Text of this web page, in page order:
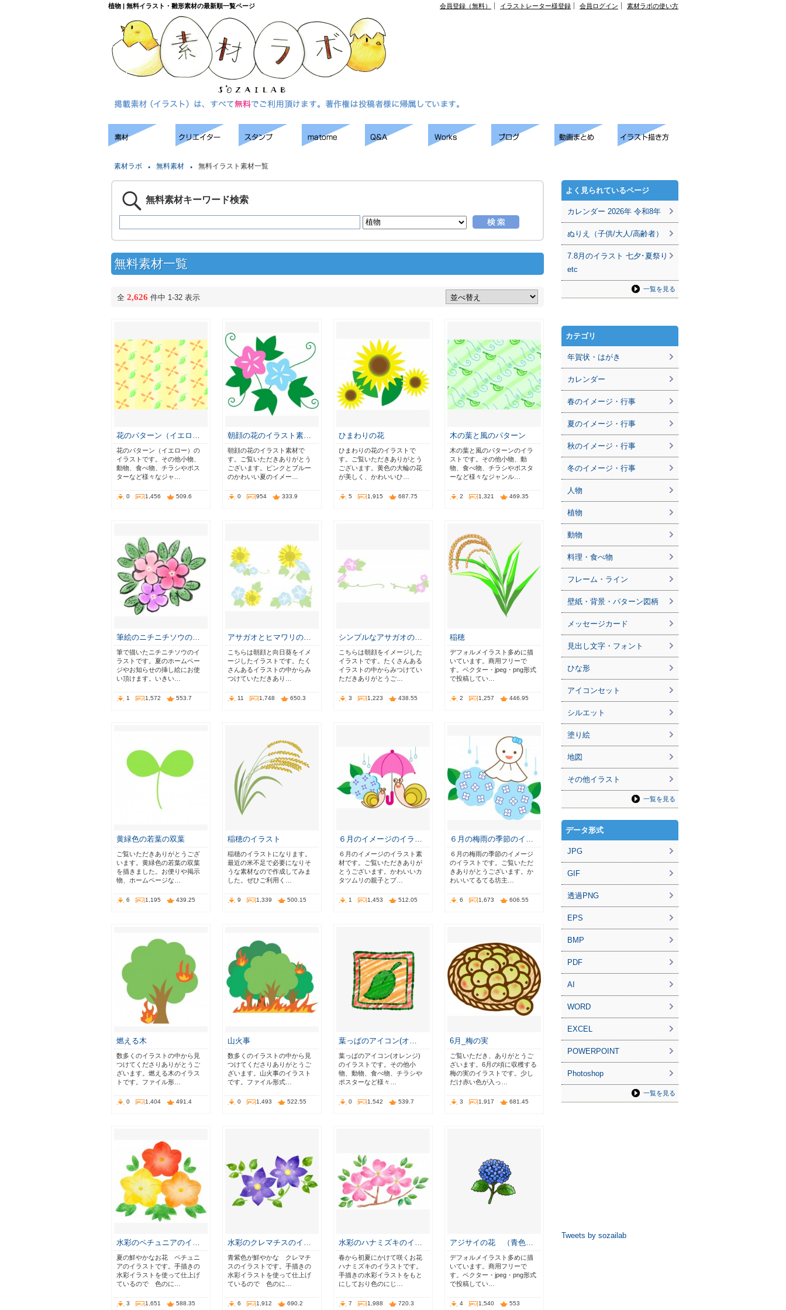
植物 | 無料イラスト・雛形素材の最新順一覧ページ 会員登録（無料） イラストレーター様登録 会員ログイン 素材ラボの使い方
素材ラボ 無料素材 無料イラスト素材一覧
無料素材キーワード検索
無料素材一覧
全 2,626 件中 1-32 表示
花のパターン（イエロ…
花のパターン（イエロー）の
イラストです。その他小物、
動物、食べ物、チラシやポス
ターなど様々なジャ…
0 1,456 509.6
朝顔の花のイラスト素…
朝顔の花のイラスト素材で
す。ご覧いただきありがとう
ございます。ピンクとブルー
のかわいい夏のイメー…
0 954 333.9
ひまわりの花
ひまわりの花のイラストで
す。ご覧いただきありがとう
ございます。黄色の大輪の花
が美しく、かわいいひ…
5 1,915 687.75
木の葉と風のパターン
木の葉と風のパターンのイラ
ストです。その他小物、動
物、食べ物、チラシやポスタ
ーなど様々なジャンル…
2 1,321 469.35
筆絵のニチニチソウの…
筆で描いたニチニチソウのイ
ラストです。夏のホームペー
ジやお知らせの挿し絵にお使
い頂けます。いきい…
1 1,572 553.7
アサガオとヒマワリの…
こちらは朝顔と向日葵をイメ
ージしたイラストです。たく
さんあるイラストの中からみ
つけていただきあり…
11 1,748 650.3
シンプルなアサガオの…
こちらは朝顔をイメージした
イラストです。たくさんある
イラストの中からみつけてい
ただきありがとうご…
3 1,223 438.55
稲穂
デフォルメイラスト多めに描
いています。商用フリーで
す。ベクター・jpeg・png形式
で投稿してい…
2 1,257 446.95
黄緑色の若葉の双葉
ご覧いただきありがとうござ
います。黄緑色の若葉の双葉
を描きました。お便りや掲示
物、ホームページな…
6 1,195 439.25
稲穂のイラスト
稲穂のイラストになります。
最近の米不足で必要になりそ
うな素材なので作成してみま
した。ぜひご利用く…
9 1,339 500.15
６月のイメージのイラ…
６月のイメージのイラスト素
材です。ご覧いただきありが
とうございます。かわいいカ
タツムリの親子とブ…
1 1,453 512.05
６月の梅雨の季節のイ…
６月の梅雨の季節のイメージ
のイラストです。ご覧いただ
きありがとうございます。か
わいいてるてる坊主…
6 1,673 606.55
燃える木
数多くのイラストの中から見
つけてくださりありがとうご
ざいます。燃える木のイラス
トです。ファイル形…
0 1,404 491.4
山火事
数多くのイラストの中から見
つけてくださりありがとうご
ざいます。山火事のイラスト
です。ファイル形式…
0 1,493 522.55
葉っぱのアイコン(オ…
葉っぱのアイコン(オレンジ)
のイラストです。その他小
物、動物、食べ物、チラシや
ポスターなど様々…
0 1,542 539.7
6月_梅の実
ご覧いただき、ありがとうご
ざいます。6月の頃に収穫する
梅の実のイラストです。少し
だけ赤い色が入っ…
3 1,917 681.45
水彩のペチュニアのイ…
夏の鮮やかなお花 ペチュニ
アのイラストです。手描きの
水彩イラストを使って仕上げ
ているので 色のに…
3 1,651 588.35
水彩のクレマチスのイ…
青紫色が鮮やかな クレマチ
スのイラストです。手描きの
水彩イラストを使って仕上げ
ているので 色のに…
6 1,912 690.2
水彩のハナミズキのイ…
春から初夏にかけて咲くお花
ハナミズキのイラストです。
手描きの水彩イラストをもと
にしており色のにじ…
7 1,988 720.3
アジサイの花 （青色…
デフォルメイラスト多めに描
いています。商用フリーで
す。ベクター・jpeg・png形式
で投稿してい…
4 1,540 553
よく見られているページ
カレンダー 2026年 令和8年
ぬりえ（子供/大人/高齢者）
7.8月のイラスト 七夕･夏祭り
etc
一覧を見る
カテゴリ
年賀状・はがき
カレンダー
春のイメージ・行事
夏のイメージ・行事
秋のイメージ・行事
冬のイメージ・行事
人物
植物
動物
料理・食べ物
フレーム・ライン
壁紙・背景・パターン図柄
メッセージカード
見出し文字・フォント
ひな形
アイコンセット
シルエット
塗り絵
地図
その他イラスト
一覧を見る
データ形式
JPG
GIF
透過PNG
EPS
BMP
PDF
AI
WORD
EXCEL
POWERPOINT
Photoshop
一覧を見る
Tweets by sozailab